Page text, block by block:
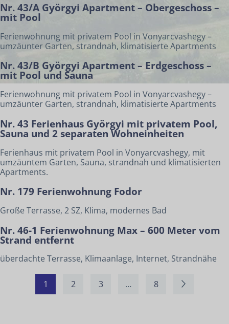
Nr. 43/A Györgyi Apartment – Obergeschoss –
mit Pool
Ferienwohnung mit privatem Pool in Vonyarcvashegy –
umzäunter Garten, strandnah, klimatisierte Apartments
Nr. 43/B Györgyi Apartment – Erdgeschoss –
mit Pool und Sauna
Ferienwohnung mit privatem Pool in Vonyarcvashegy –
umzäunter Garten, strandnah, klimatisierte Apartments
Nr. 43 Ferienhaus Györgyi mit privatem Pool,
Sauna und 2 separaten Wohneinheiten
Ferienhaus mit privatem Pool in Vonyarcvashegy, mit
umzäuntem Garten, Sauna, strandnah und klimatisierten
Apartments.
Nr. 179 Ferienwohnung Fodor
Große Terrasse, 2 SZ, Klima, modernes Bad
Nr. 46-1 Ferienwohnung Max – 600 Meter vom
Strand entfernt
überdachte Terrasse, Klimaanlage, Internet, Strandnähe
1 2 3 … 8